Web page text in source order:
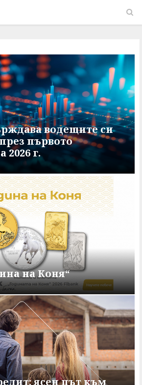
водещите си
първото
2026 г.
на Коня“
ясен път към